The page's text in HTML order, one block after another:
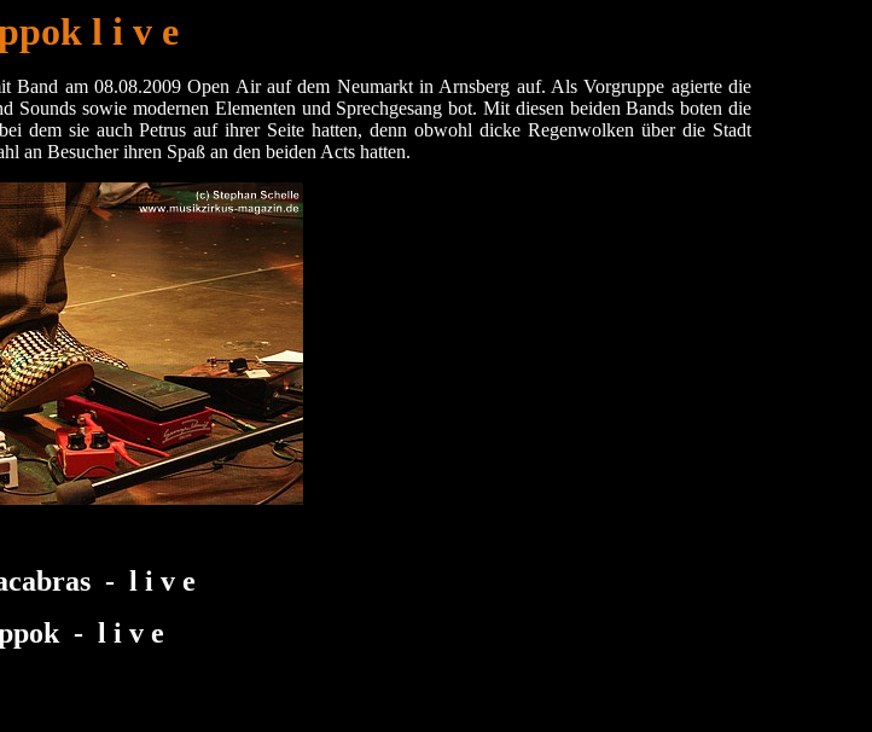
l i v e
Band am 08.08.2009 Open Air auf dem Neumarkt in Arnsberg auf. Als Vorgruppe agierte die
sowie modernen Elementen und Sprechgesang bot. Mit diesen beiden Bands boten die
dem sie auch Petrus auf ihrer Seite hatten, denn obwohl dicke Regenwolken über die Stadt
an Besucher ihren Spaß an den beiden Acts hatten.
- l i v e
- l i v e